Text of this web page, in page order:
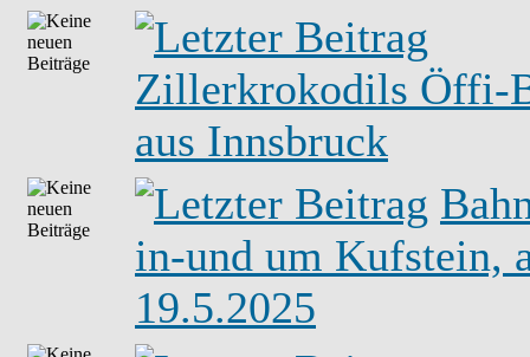
Zillerkrokodils Öffi-
aus Innsbruck
in-und um Kufstein,
19.5.2025